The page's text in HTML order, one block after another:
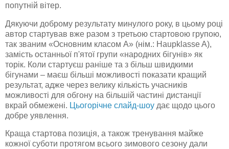
попутній вітер.
Дякуючи доброму результату минулого року, в цьому році
автор стартував вже разом з третьою стартовою групою,
так званим «Основним класом А» (нім.: Haupklasse A),
замість останньої п'ятої групи «народних бігунів» як
торік. Коли стартуєш раніше та з більш швидкими
бігунами – маєш більші можливості показати кращий
результат, адже через велику кількість учасників
можливості для обгону на більшій частині дистанції
вкрай обмежені. Цьогорічне слайд-шоу дає щодо цього
добре уявлення.
Краща стартова позиція, а також тренування майже
кожної суботи протягом всього зимового сезону дали